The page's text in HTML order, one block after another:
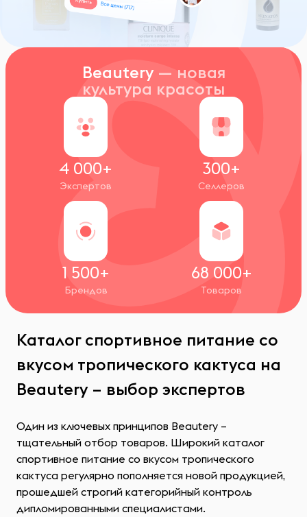
Beautery — новая
культура красоты
4 000+
Экспертов
300+
Селлеров
1 500+
Брендов
68 000+
Товаров
Каталог спортивное питание со
вкусом тропического кактуса на
Beautery – выбор экспертов
Один из ключевых принципов Beautery –
тщательный отбор товаров. Широкий каталог
спортивное питание со вкусом тропического
кактуса регулярно пополняется новой продукцией,
прошедшей строгий категорийный контроль
дипломированными специалистами.